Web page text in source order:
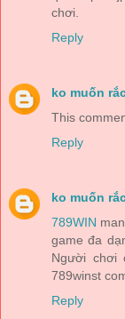
chơi.
Reply
ko muốn
This
Reply
ko muốn
789WIN
game đa
Người chơi
789winst
Reply